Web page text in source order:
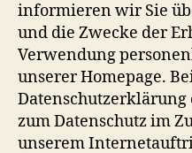
informieren wir Sie
und die Zwecke der
Verwendung
unserer Homepage.
Datenschutzerklärung
zum Datenschutz im
unserem